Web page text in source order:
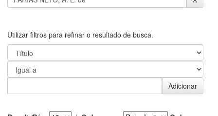
Utilizar filtros para refinar o resultado de busca.